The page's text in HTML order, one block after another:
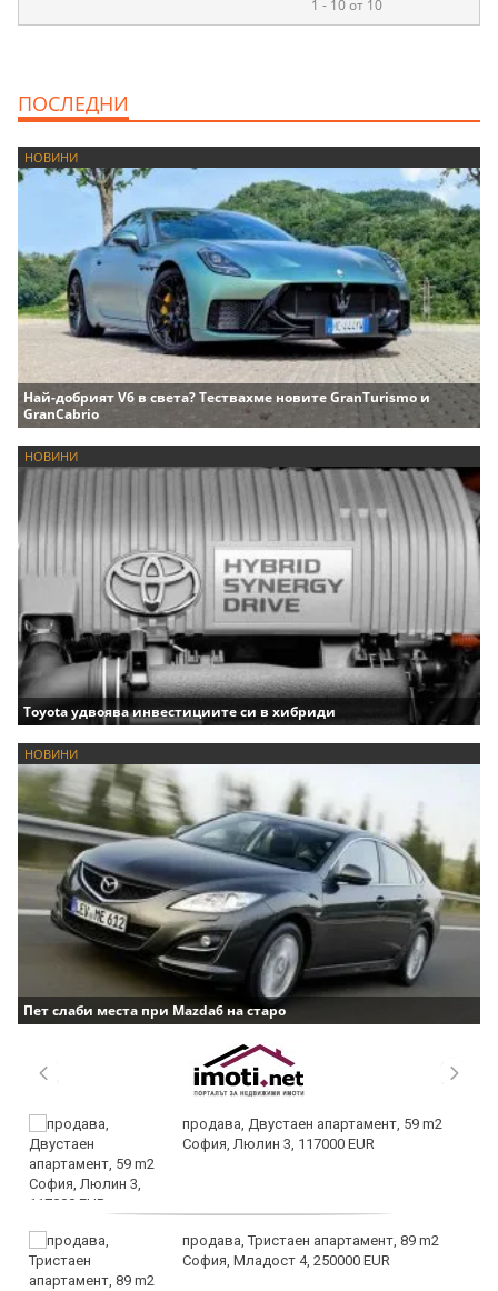
1 - 10 от 10
ПОСЛЕДНИ
НОВИНИ
Най-добрият V6 в света? Тествахме новите GranTurismo и
GranCabrio
НОВИНИ
Toyota удвоява инвестициите си в хибриди
НОВИНИ
Пет слаби места при Mazda6 на старо
продава, Двустаен апартамент, 59 m2
София, Люлин 3, 117000 EUR
продава, Тристаен апартамент, 89 m2
София, Младост 4, 250000 EUR